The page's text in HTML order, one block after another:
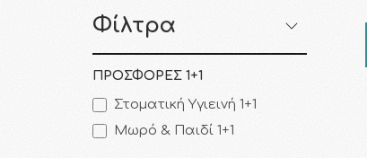
Φίλτρα
ΠΡΟΣΦΟΡΕΣ 1+1
Στοματική Υγιεινή 1+1
Μωρό & Παιδί 1+1